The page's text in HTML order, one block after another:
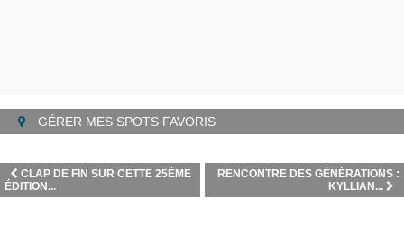
GÉRER MES SPOTS FAVORIS
RENCONTRE DES GÉNÉRATIONS :
KYLLIAN...
CLAP DE FIN SUR CETTE 25ÈME
ÉDITION...